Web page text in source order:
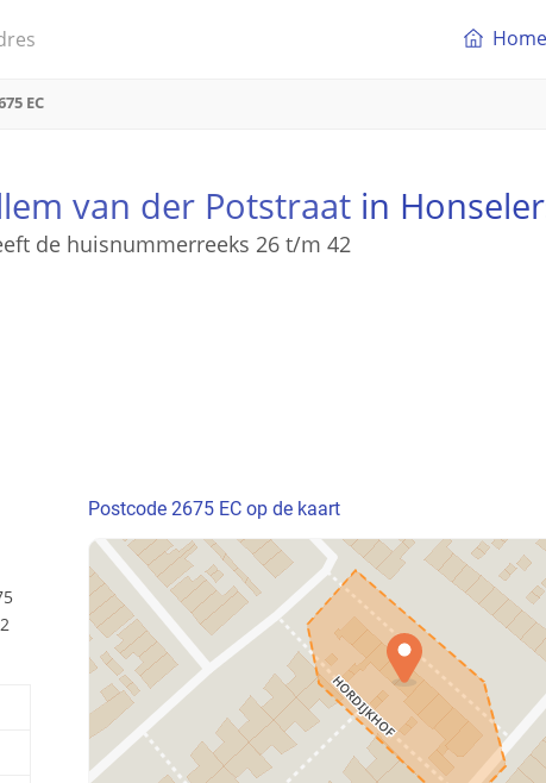
Home
EC
van der Potstraatin
de huisnummerreeks 26 t/m 42
Postcode 2675 EC op de kaart